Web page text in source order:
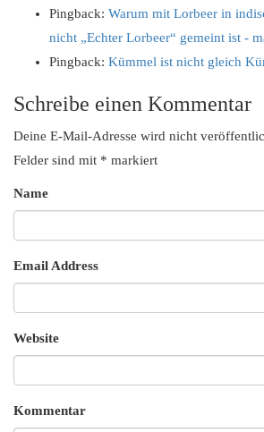
Pingback: Warum mit Lorbeer in
nicht „Echter Lorbeer“ gemeint ist -
Pingback: Kümmel ist nicht gleich
Schreibe einen Kommentar
Deine E-Mail-Adresse wird nicht
Felder sind mit * markiert
Name
Email Address
Website
Kommentar